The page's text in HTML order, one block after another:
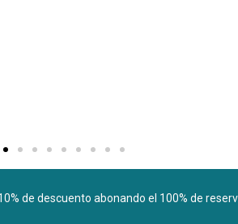
de descuento abonando el 100% de